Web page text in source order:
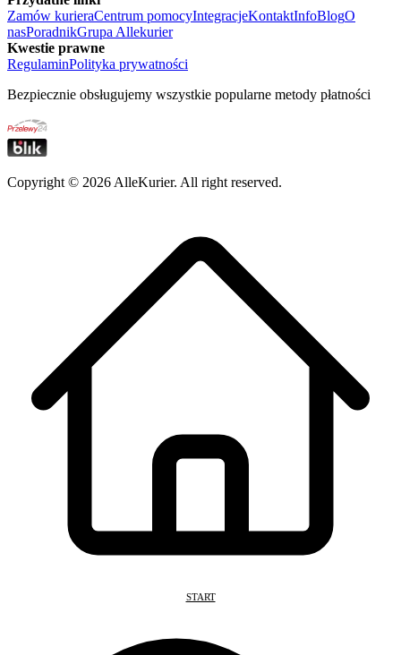
Zamów kurieraCentrum pomocyIntegracjeKontaktInfoBlogO
nasPoradnikGrupa Allekurier
Kwestie prawne
RegulaminPolityka prywatności
Bezpiecznie obsługujemy wszystkie popularne metody płatności
Copyright © 2026 AlleKurier. All right reserved.
START